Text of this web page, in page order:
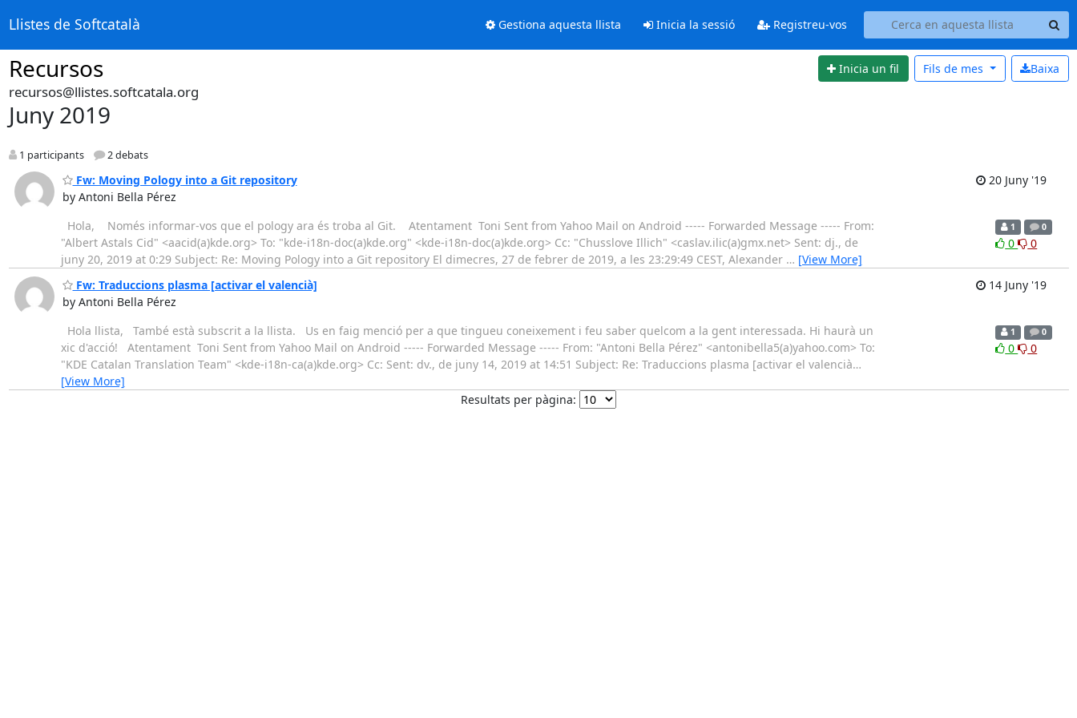
Llistes de Softcatalà Gestiona aquesta llista Inicia la sessió Registreu-vos
Recursos Inicia un fil Baixa
Fils de mes
recursos@llistes.softcatala.org
Juny 2019
1 participants 2 debats
Fw: Moving Pology into a Git repository
by Antoni Bella Pérez
20 Juny '19
Hola, Només informar-vos que el pology ara és troba al Git. Atentament Toni Sent from Yahoo Mail on Android ----- Forwarded Message ----- From:
"Albert Astals Cid" <aacid(a)kde.org> To: "kde-i18n-doc(a)kde.org" <kde-i18n-doc(a)kde.org> Cc: "Chusslove Illich" <caslav.ilic(a)gmx.net> Sent: dj., de
juny 20, 2019 at 0:29 Subject: Re: Moving Pology into a Git repository El dimecres, 27 de febrer de 2019, a les 23:29:49 CEST, Alexander … [View More]
1 0
0 0
Fw: Traduccions plasma [activar el valencià]
by Antoni Bella Pérez
14 Juny '19
Hola llista, També està subscrit a la llista. Us en faig menció per a que tingueu coneixement i feu saber quelcom a la gent interessada. Hi haurà un
xic d'acció! Atentament Toni Sent from Yahoo Mail on Android ----- Forwarded Message ----- From: "Antoni Bella Pérez" <antonibella5(a)yahoo.com> To:
"KDE Catalan Translation Team" <kde-i18n-ca(a)kde.org> Cc: Sent: dv., de juny 14, 2019 at 14:51 Subject: Re: Traduccions plasma [activar el valencià…
[View More]
1 0
0 0
Resultats per pàgina: